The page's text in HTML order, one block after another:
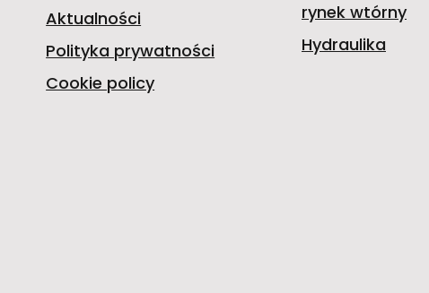
rynek wtórny
Hydraulika
Aktualności
Polityka prywatności
Cookie policy